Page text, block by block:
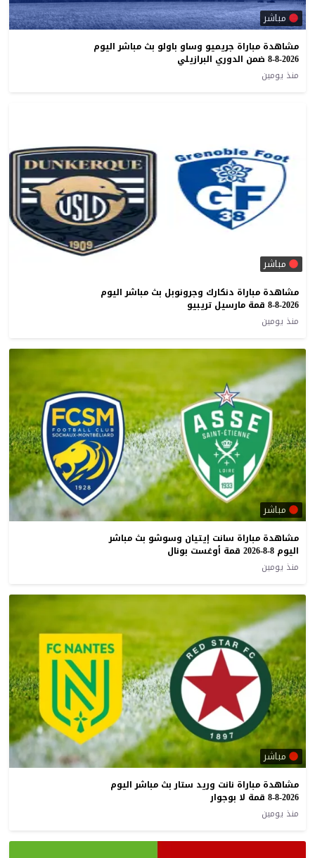
مباشر
مشاهدة مباراة جريميو وساو باولو بث مباشر اليوم
8-8-2026 ضمن الدوري البرازيلي
منذ يومين
مباشر
مشاهدة مباراة دنكارك وجرونوبل بث مباشر اليوم
8-8-2026 قمة مارسيل تريبيو
منذ يومين
مباشر
مشاهدة مباراة سانت إيتيان وسوشو بث مباشر
اليوم 8-8-2026 قمة أوغست بونال
منذ يومين
مباشر
مشاهدة مباراة نانت وريد ستار بث مباشر اليوم
8-8-2026 قمة لا بوجوار
منذ يومين